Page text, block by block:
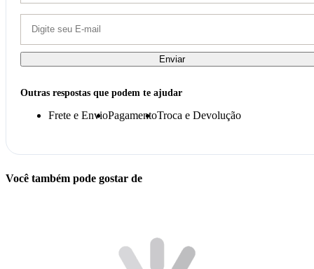
Enviar
Outras respostas que podem te ajudar
Frete e EnvioPagamentoTroca e Devolução
Você também pode gostar de